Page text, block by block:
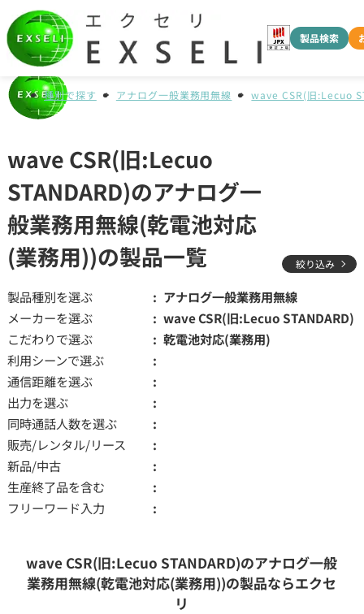
製品検索
種別で探す アナログ一般業務用無線 wave CSR(旧:Lecuo
wave CSR(旧:Lecuo
STANDARD)のアナログ一
般業務用無線(乾電池対応
(業務用))の製品一覧
絞り込み
製品種別を選ぶ
アナログ一般業務用無線
メーカーを選ぶ
wave CSR(旧:Lecuo STANDARD)
こだわりで選ぶ
乾電池対応(業務用)
利用シーンで選ぶ
通信距離を選ぶ
出力を選ぶ
同時通話人数を選ぶ
販売/レンタル/リース
新品/中古
生産終了品を含む
フリーワード入力
wave CSR(旧:Lecuo STANDARD)のアナログ一般
業務用無線(乾電池対応(業務用))の製品ならエクセ
リ